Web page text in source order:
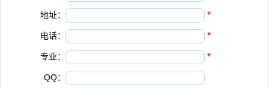
地址： *
电话： *
专业： *
QQ：